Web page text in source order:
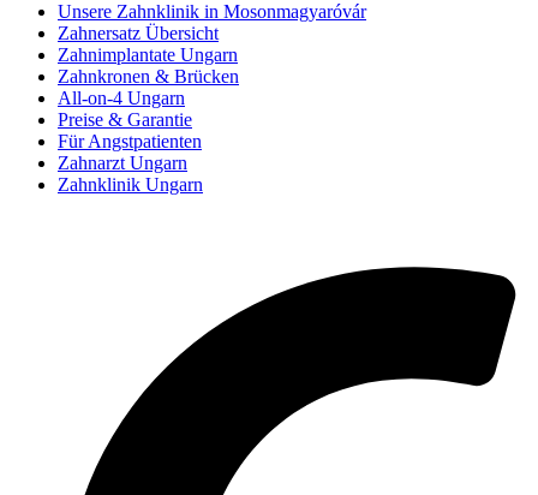
Unsere Zahnklinik in Mosonmagyaróvár
Zahnersatz Übersicht
Zahnimplantate Ungarn
Zahnkronen & Brücken
All-on-4 Ungarn
Preise & Garantie
Für Angstpatienten
Zahnarzt Ungarn
Zahnklinik Ungarn